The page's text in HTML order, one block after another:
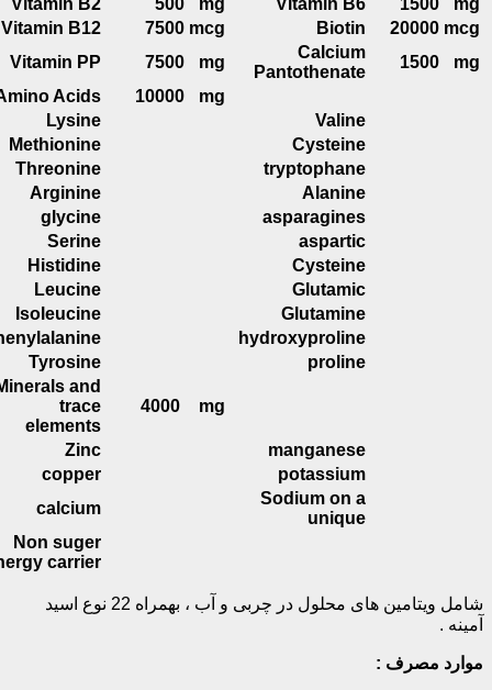
20000
Biotin
mcg
7500
Vitamin B12
1500
Calcium
Pantothenate
mg
7500
Vitamin PP
mg
10000
Amino Acids
Valine
Lysine
Cysteine
Methionine
tryptophane
Threonine
Alanine
Arginine
asparagines
glycine
aspartic
Serine
Cysteine
Histidine
Glutamic
Leucine
Glutamine
Isoleucine
hydroxyproline
Phenylalanine
proline
Tyrosine
mg
4000
Minerals and
trace
elements
manganese
Zinc
potassium
copper
Sodium on a
unique
calcium
Non suger
energy carrier
شامل ویتامین های محلول در چربی و آب ، بهمراه 22 نوع اسید
.
مصرف :